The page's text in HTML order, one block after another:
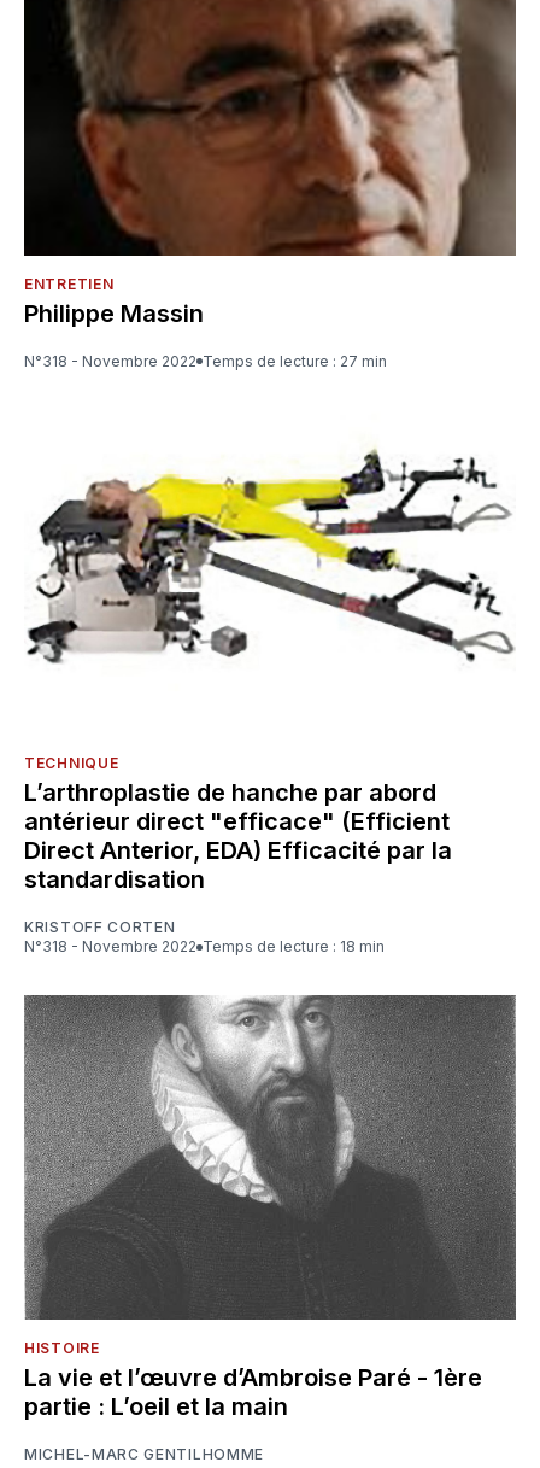
ENTRETIEN
Philippe Massin
N°318 - Novembre 2022 Temps de lecture : 27 min
TECHNIQUE
L’arthroplastie de hanche par abord
antérieur direct "efficace" (Efficient
Direct Anterior, EDA) Efficacité par la
standardisation
KRISTOFF CORTEN
N°318 - Novembre 2022
Temps de lecture : 18 min
HISTOIRE
La vie et l’œuvre d’Ambroise Paré - 1ère
partie : L’oeil et la main
MICHEL-MARC GENTILHOMME